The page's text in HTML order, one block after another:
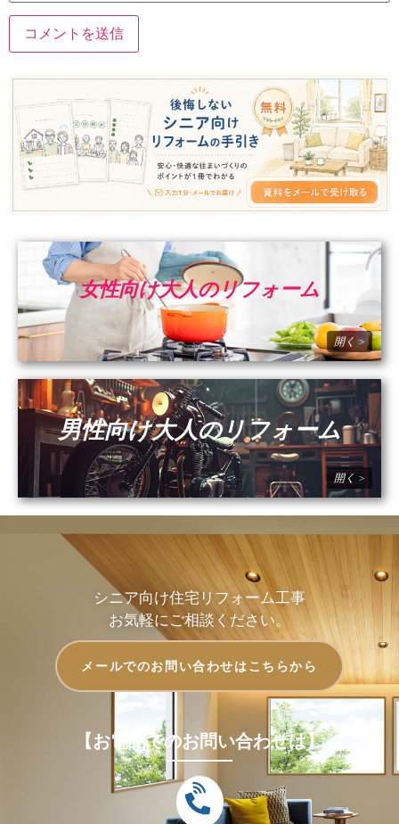
女性向け大人のリフォーム
男性向け大人のリフォーム
シニア向け住宅リフォーム工事
お気軽にご相談ください。
メールでのお問い合わせはこちらから
【お電話でのお問い合わせは】